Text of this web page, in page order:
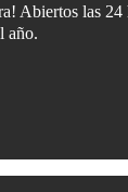
Abiertos las 24
año.